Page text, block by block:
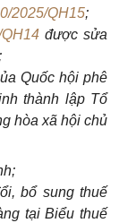
2025/QH15;
được sửa
;
Quốc hội phê
thành lập Tổ
hòa xã hội chủ
bổ sung thuế
tại Biểu thuế